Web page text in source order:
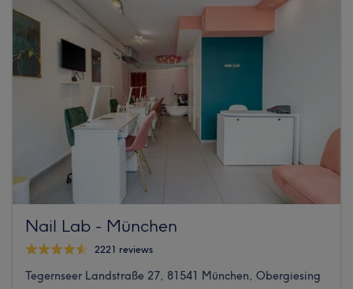
Nail Lab - München
2221 reviews
Tegernseer Landstraße 27, 81541 München, Obergiesing